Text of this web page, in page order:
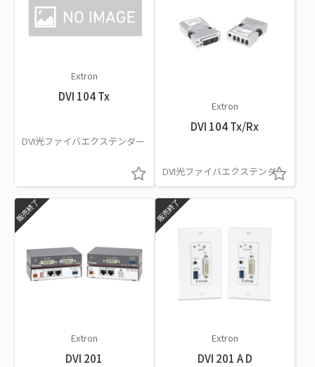
Extron
DVI 104 Tx
DVI光ファイバエクステンダー
Extron
DVI 104 Tx/Rx
DVI光ファイバエクステンダー
販売終了
Extron
DVI 201
販売終了
Extron
DVI 201 A D